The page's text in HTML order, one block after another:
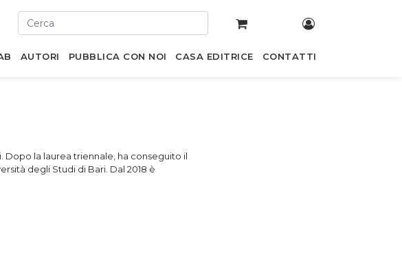
AUTORI PUBBLICA CON NOI CASA EDITRICE CONTATTI
Dopo la laurea triennale, ha conseguito il
degli Studi di Bari. Dal 2018 è